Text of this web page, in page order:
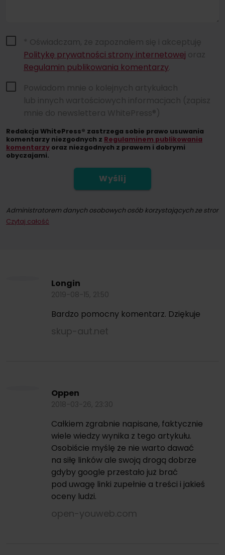
* Oświadczam, że zapoznałem się i akceptuję
Politykę prywatności strony internetowej oraz
Regulamin publikowania komentarzy
Powiadom mnie o kolejnych artykułach
lub innych wartościowych informacjach (zapisz
mnie do newslettera WhitePress®)
Redakcja WhitePress® zastrzega sobie prawo usuwania
komentarzy niezgodnych z Regulaminem publikowania
komentarzy oraz niezgodnych z prawem i dobrymi
obyczajami.
Wyślij
Administratorem danych osobowych osób korzystających ze strony
Dokonując zapisu na newsletter wyrażacie Państwo zgodę na
Czytaj całość
Longin
2019-08-15, 21:50
Bardzo pomocny komentarz. Dziękuje
skup-aut.net
Oppen
2018-03-26, 23:30
Całkiem zgrabnie napisane, faktycznie
wiele wiedzy wynika z tego artykułu.
Osobiście myślę że nie warto dawać
na siłę linków ale swoją drogą dobrze
gdyby google przestało już brać
pod uwagę linki zupełnie a treści i jakieś
oceny ludzi.
open-youweb.com